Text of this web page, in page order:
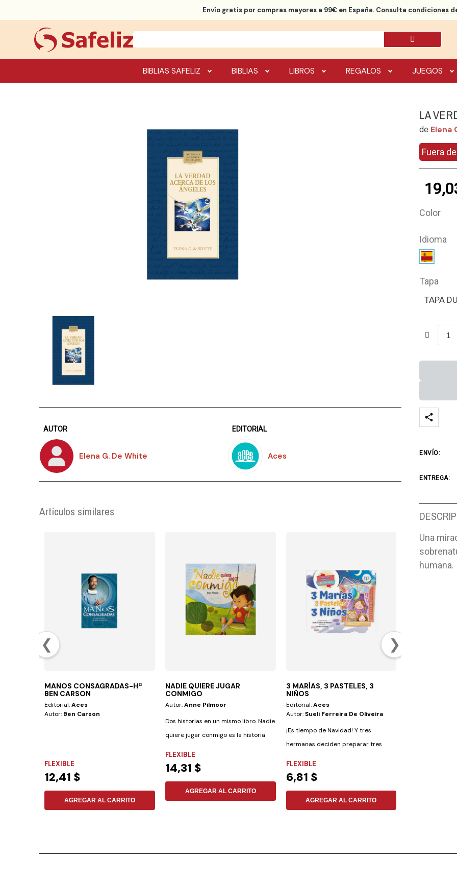
Envío gratispor compras mayores a 99€ en España. Consulta condiciones
BIBLIAS SAFELIZ BIBLIAS LIBROS REGALOS JUEGOS
AUTOR
Elena G. De White
EDITORIAL
Aces
Artículos similares
❮ ❯
MANOS CONSAGRADAS-Hª
BEN CARSON
Editorial:Aces
Autor: Ben Carson
FLEXIBLE
12,41 $
AGREGAR AL CARRITO
NADIE QUIERE JUGAR
CONMIGO
Autor:Anne Pilmoor
Dos historias en un mismo libro. Nadie
quiere jugar conmigo es la historia
FLEXIBLE
14,31 $
AGREGAR AL CARRITO
3 MARÍAS, 3 PASTELES, 3
NIÑOS
Editorial:Aces
Autor:Sueli Ferreira De Oliveira
¡Es tiempo de Navidad! Y tres
hermanas deciden preparar tres
FLEXIBLE
6,81 $
AGREGAR AL CARRITO
LA
de Elena
Fuera
Color
Idioma
Tapa
TAPA
ENVÍO:
ENTREGA:
Una
humana.